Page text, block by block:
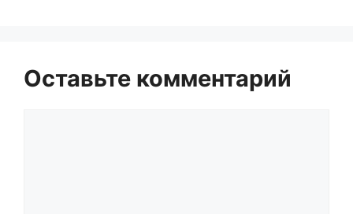
Оставьте комментарий